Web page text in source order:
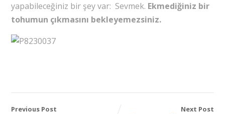
yapabileceğiniz bir şey var: Sevmek. Ekmediğiniz bir
tohumun çıkmasını bekleyemezsiniz.
Previous Post Next Post